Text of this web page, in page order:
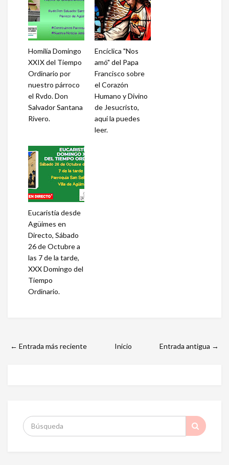
Homilía Domingo
XXIX del Tiempo
Ordinario por
nuestro párroco
el Rvdo. Don
Salvador Santana
Rivero.
Encíclica "Nos
amó" del Papa
Francisco sobre
el Corazón
Humano y Divino
de Jesucristo,
aquí la puedes
leer.
Eucaristía desde
Agüimes en
Directo, Sábado
26 de Octubre a
las 7 de la tarde,
XXX Domingo del
Tiempo
Ordinario.
← Entrada más reciente Entrada antigua →
Inicio
S
: